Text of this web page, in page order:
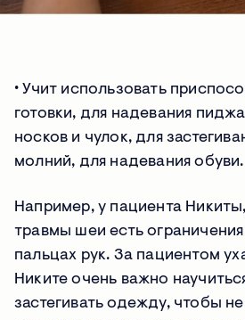
∙ Учит использовать
готовки, для надевания
носков и чулок, для
молний, для надевания обуви.
Например, у пациента
травмы шеи есть
пальцах рук. За пациентом
Никите очень важно
застегивать одежду, чтобы